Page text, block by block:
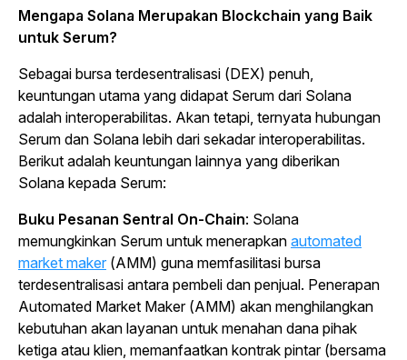
Mengapa Solana Merupakan Blockchain yang Baik
untuk Serum?
Sebagai bursa terdesentralisasi (DEX) penuh,
keuntungan utama yang didapat Serum dari Solana
adalah interoperabilitas. Akan tetapi, ternyata hubungan
Serum dan Solana lebih dari sekadar interoperabilitas.
Berikut adalah keuntungan lainnya yang diberikan
Solana kepada Serum:
Buku Pesanan Sentral On-Chain: Solana
memungkinkan Serum untuk menerapkan automated
market maker (AMM) guna memfasilitasi bursa
terdesentralisasi antara pembeli dan penjual. Penerapan
Automated Market Maker(AMM) akan menghilangkan
kebutuhan akan layanan untuk menahan dana pihak
ketiga atau klien, memanfaatkan kontrak pintar (bersama